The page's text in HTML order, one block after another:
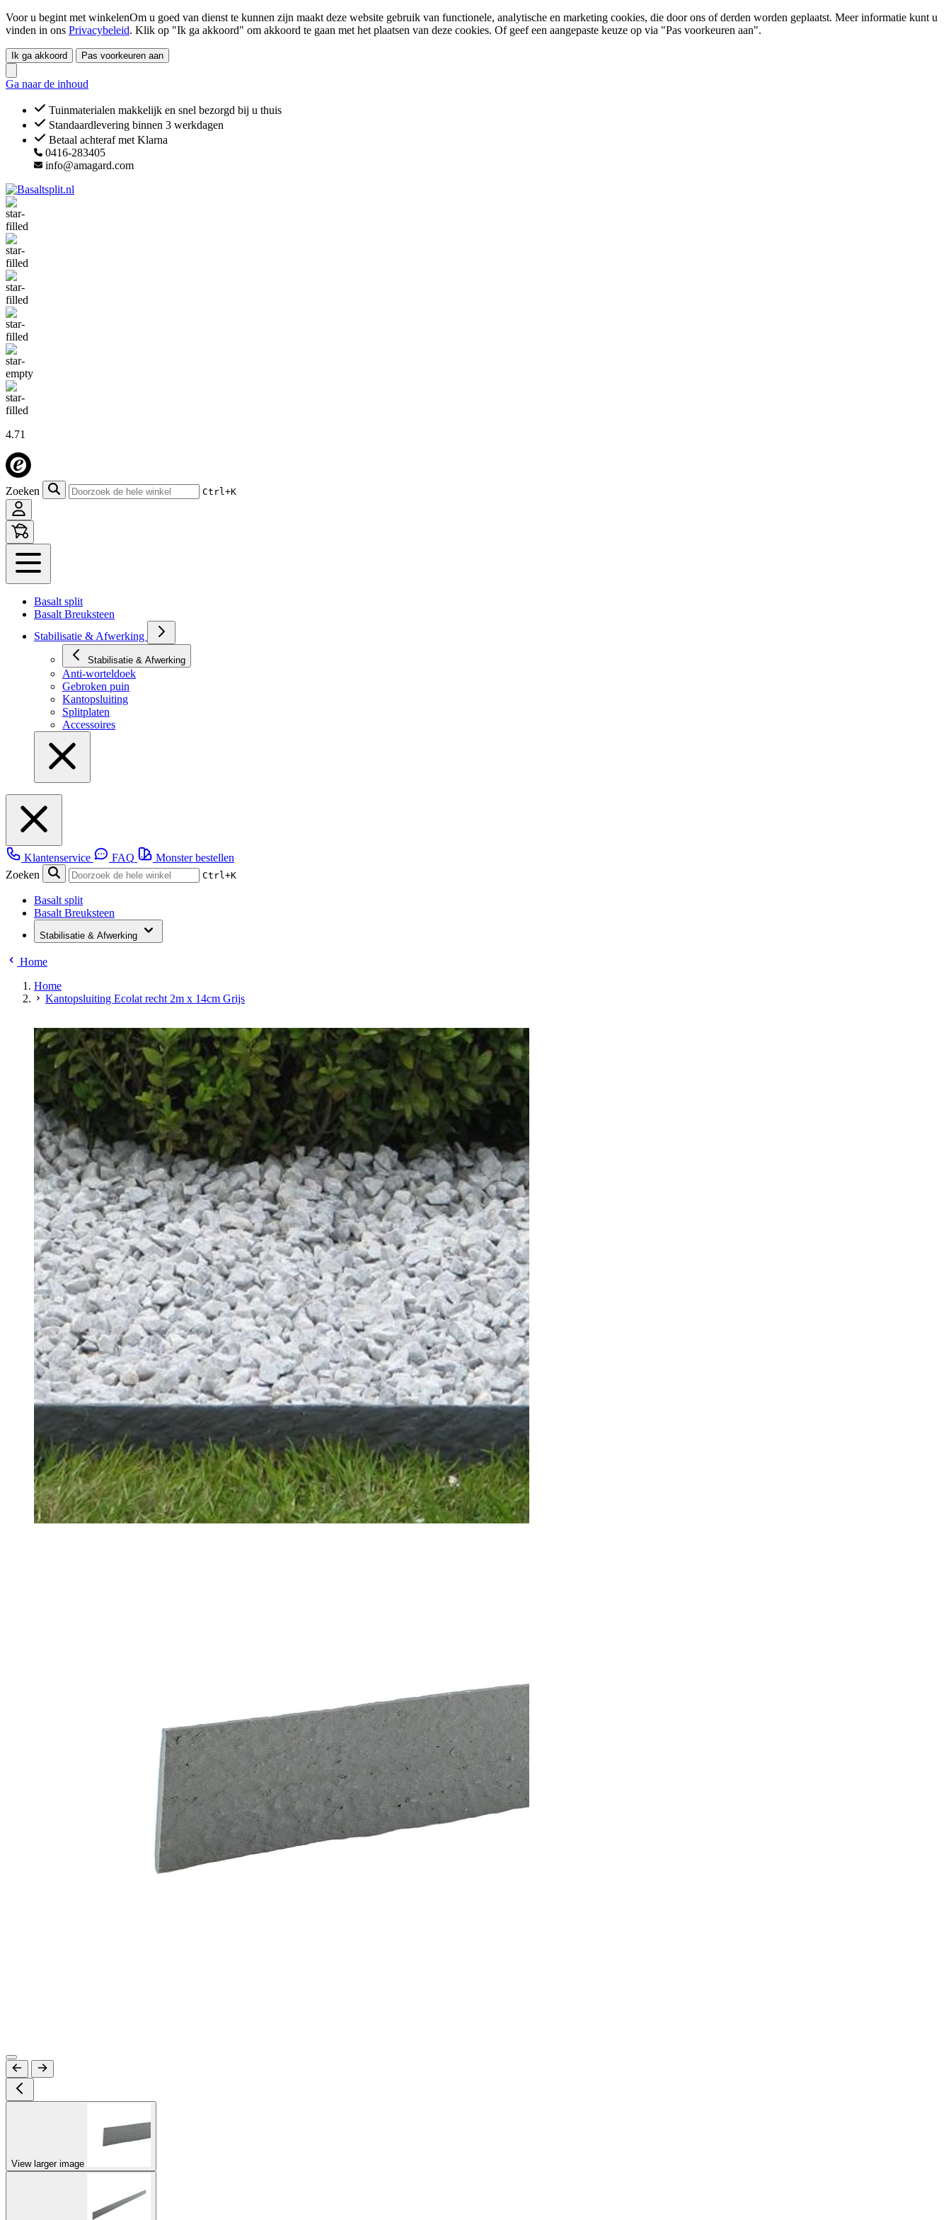
Voor u begint met winkelenOm u goed van dienst te kunnen zijn maakt deze website gebruik van functionele, analytische en marketing cookies, die door ons of derden worden geplaatst. Meer informatie kunt u
vinden in ons Privacybeleid. Klik op "Ik ga akkoord" om akkoord te gaan met het plaatsen van deze cookies. Of geef een aangepaste keuze op via "Pas voorkeuren aan".
Ik ga akkoord Pas voorkeuren aan
Ga naar de inhoud
Tuinmaterialen makkelijk en snel bezorgd bij u thuis
Standaardlevering binnen 3 werkdagen
Betaal achteraf met Klarna
0416-283405
info@amagard.com
4.71
Zoeken Ctrl+K
Basalt split
Basalt Breuksteen
Stabilisatie & Afwerking
Stabilisatie & Afwerking
Anti-worteldoek
Gebroken puin
Kantopsluiting
Splitplaten
Accessoires
Klantenservice FAQ
Monster bestellen
Zoeken
Ctrl+K
Basalt split
Basalt Breuksteen
Stabilisatie & Afwerking
Home
Home
Kantopsluiting Ecolat recht 2m x 14cm Grijs
View larger image